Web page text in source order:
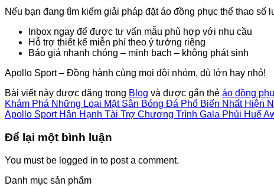
Nếu bạn đang tìm kiếm giải pháp đặt áo đồng phục thể thao
Inbox ngay để được tư vấn mẫu phù hợp với nhu cầu
Hỗ trợ thiết kế miễn phí theo ý tưởng riêng
Báo giá nhanh chóng – minh bạch – không phát sinh
Apollo Sport – Đồng hành cùng mọi đội nhóm, dù lớn hay nhỏ!
Bài viết này được đăng trong Blog và được gắn thẻ áo đồng
Khám Phá Những Loại Mặt Sân Bóng Đá Phổ Biến Nhất Hiện
Apollo Sport Hân Hạnh Tài Trợ Chương Trình Gala Phủi Huế
Để lại một bình luận
You must be logged in to post a comment.
Danh mục sản phẩm